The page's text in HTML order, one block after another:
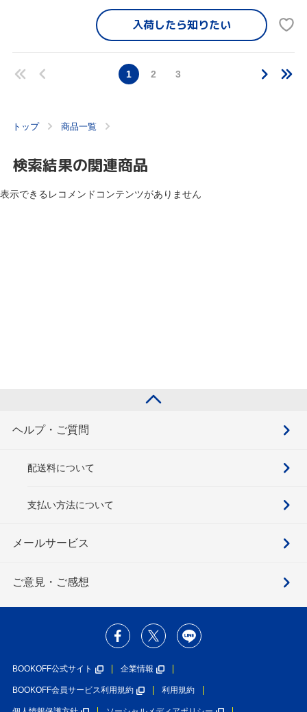
入荷したら知りたい
1 2 3
トップ 商品一覧
検索結果の関連商品
表示できるレコメンドコンテンツがありません
ヘルプ・ご質問
配送料について
支払い方法について
メールサービス
ご意見・ご感想
BOOKOFF公式サイト 企業情報
BOOKOFF会員サービス利用規約 利用規約